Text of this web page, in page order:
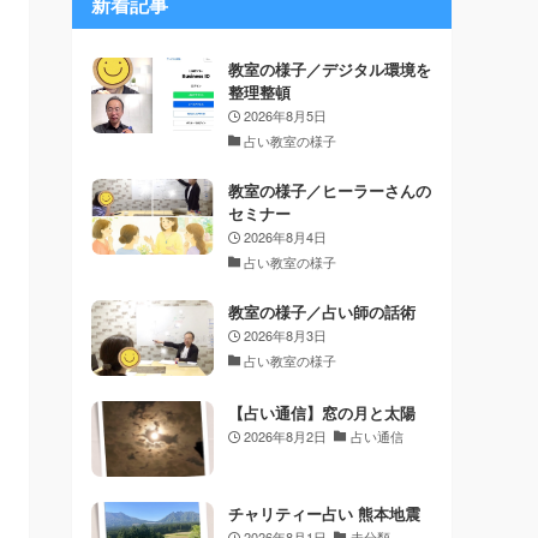
教室の様子／デジタル環境を
整理整頓
2026年8月5日
占い教室の様子
教室の様子／ヒーラーさんの
セミナー
2026年8月4日
占い教室の様子
教室の様子／占い師の話術
2026年8月3日
占い教室の様子
【占い通信】窓の月と太陽
2026年8月2日 占い通信
チャリティー占い 熊本地震